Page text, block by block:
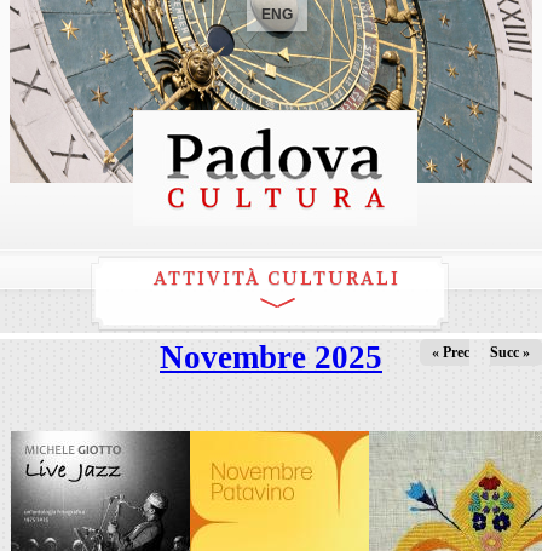
ENG
ATTIVITÀ CULTURALI
Novembre 2025 « Prec Succ »